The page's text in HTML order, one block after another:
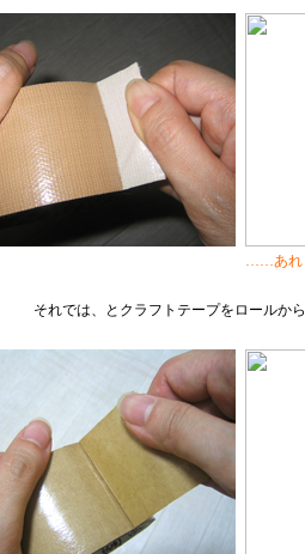
……あれ
それでは、とクラフトテープをロールか